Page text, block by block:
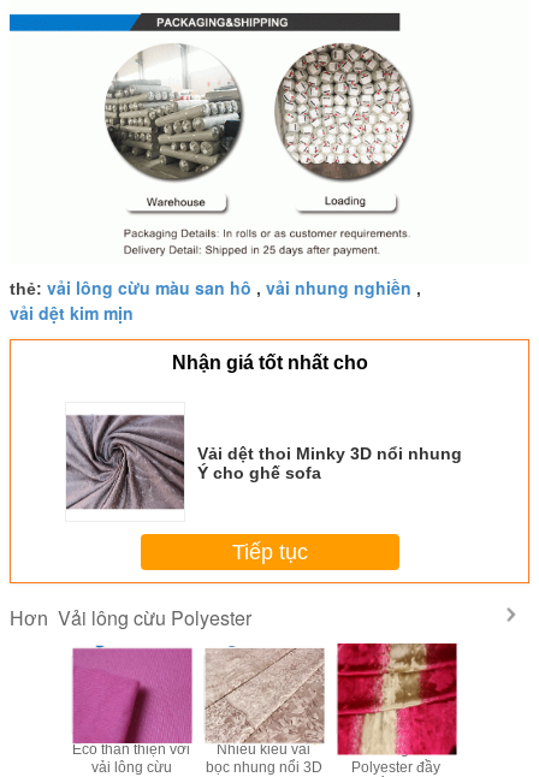
thẻ: vải lông cừu màu san hô , vải nhung nghiền ,
vải dệt kim mịn
Nhận giá tốt nhất cho
Vải dệt thoi Minky 3D nổi nhung
Ý cho ghế sofa
Tiếp tục
Hơn Vải lông cừu Polyester
Eco thân thiện với
vải lông cừu
Nhiều kiểu vải
bọc nhung nổi 3D
Vải lông cừu
Polyester đầy